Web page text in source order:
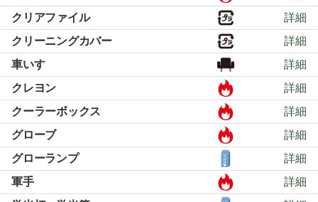
クリアファイル
詳細
クリーニングカバー
詳細
車いす
詳細
クレヨン
詳細
クーラーボックス
詳細
グローブ
詳細
グローランプ
詳細
軍手
詳細